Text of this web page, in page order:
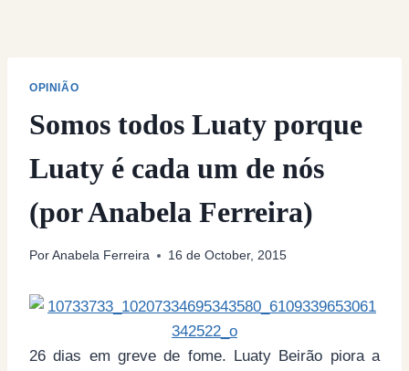
OPINIÃO
Somos todos Luaty porque
Luaty é cada um de nós
(por Anabela Ferreira)
Por Anabela Ferreira 16 de October, 2015
26 dias em greve de fome. Luaty Beirão piora a